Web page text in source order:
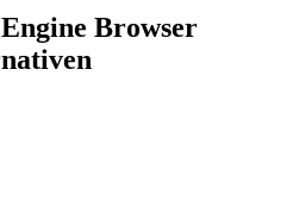
Browser